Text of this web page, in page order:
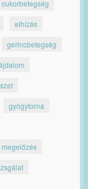
cukorbetegség
elhízás
gerincbetegség
gyógytorna
megelőzés